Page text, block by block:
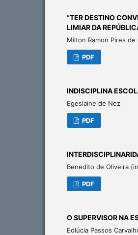
“TER DESTINO
LIMIAR DA
Milton Ramon Pires de
PDF
INDISCIPLINA
Egeslaine de Nez
PDF
Benedito de Oliveira
PDF
O SUPERVISOR NA
Edlúcia Passos